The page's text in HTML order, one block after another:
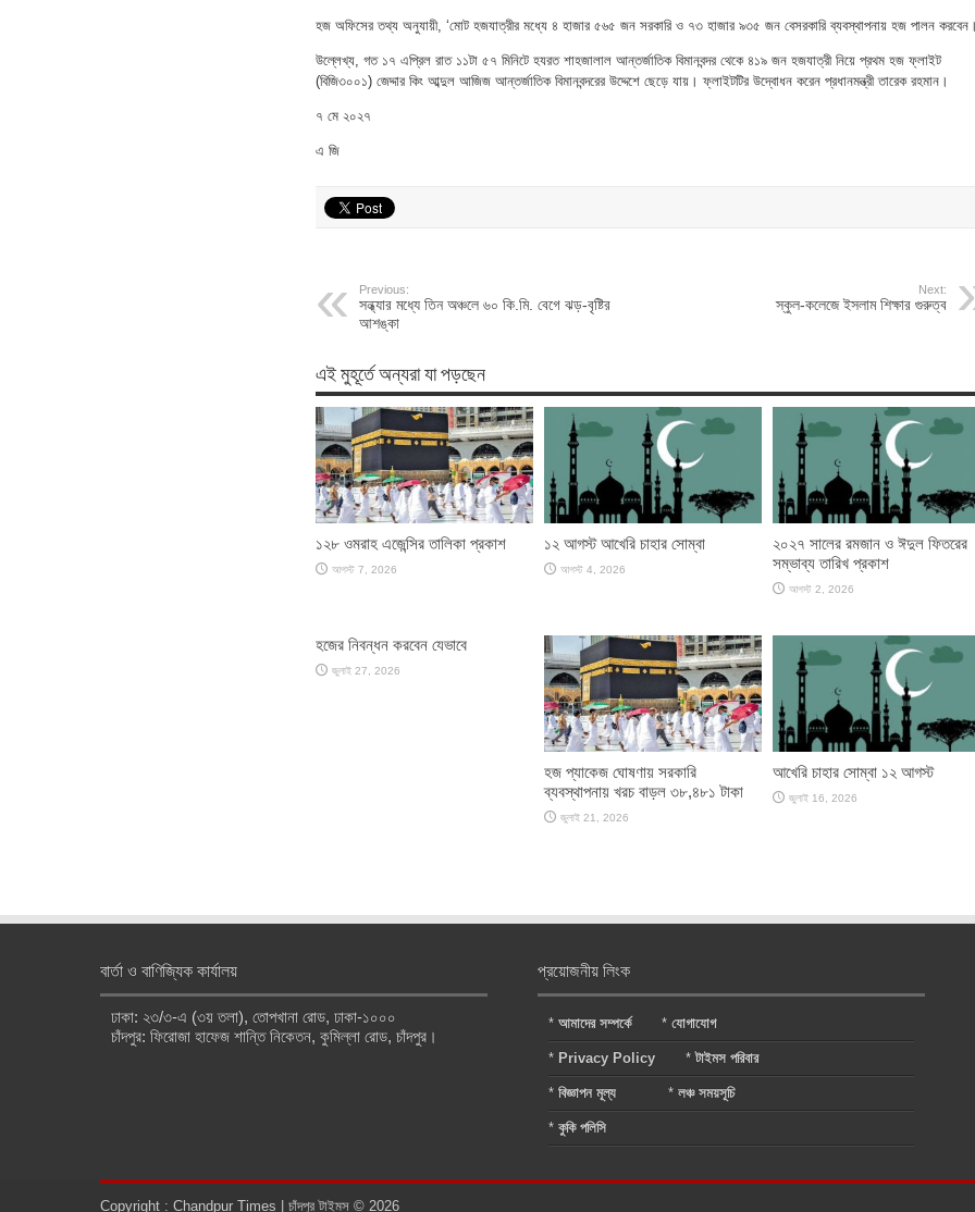
হজ অফিসের তথ্য অনুযায়ী, ‘মোট হজযাত্রীর মধ্যে ৪ হাজার ৫৬৫ জন সরকারি ও ৭৩ হাজার ৯৩৫ জন বেসরকারি ব্যবস্থাপনায় হজ পালন
উল্লেখ্য, গত ১৭ এপ্রিল রাত ১১টা ৫৭ মিনিটে হযরত শাহজালাল আন্তর্জাতিক বিমানবন্দর থেকে ৪১৯ জন হজযাত্রী নিয়ে প্রথম হজ ফ্লাইট
(বিজি৩০০১) জেদ্দার কিং আব্দুল আজিজ আন্তর্জাতিক বিমানবন্দরের উদ্দেশে ছেড়ে যায়। ফ্লাইটটির উদ্বোধন করেন প্রধানমন্ত্রী তারেক রহমান।
৭ মে ২০২৭
এ জি
Previous:
সন্ধ্যার মধ্যে তিন অঞ্চলে ৬০ কি.মি. বেগে ঝড়-বৃষ্টির
আশঙ্কা
Next:
স্কুল-কলেজে ইসলাম শিক্ষার গুরুত্ব
এই মুহূর্তে অন্যরা যা পড়ছেন
১২৮ ওমরাহ এজেন্সির তালিকা প্রকাশ
আগস্ট 7, 2026
১২ আগস্ট আখেরি চাহার সোম্বা
আগস্ট 4, 2026
২০২৭ সালের রমজান ও ঈদুল ফিতরের
সম্ভাব্য তারিখ প্রকাশ
আগস্ট 2, 2026
হজের নিবন্ধন করবেন যেভাবে
জুলাই 27, 2026
হজ প্যাকেজ ঘোষণায় সরকারি
ব্যবস্থাপনায় খরচ বাড়ল ৩৮,৪৮১ টাকা
জুলাই 21, 2026
আখেরি চাহার সোম্বা ১২ আগস্ট
জুলাই 16, 2026
বার্তা ও বাণিজ্যিক কার্যালয়
ঢাকা: ২৩/৩-এ (৩য় তলা), তোপখানা রোড, ঢাকা-১০০০
চাঁদপুর: ফিরোজা হাফেজ শান্তি নিকেতন, কুমিল্লা রোড, চাঁদপুর।
প্রয়োজনীয় লিংক
*আমাদের সম্পর্কে *যোগাযোগ
* Privacy Policy *টাইমস পরিবার
*বিজ্ঞাপন মূল্য *লঞ্চ সময়সূচি
*কুকি পলিসি
Copyright : Chandpur Times | চাঁদপুর টাইমস © 2026